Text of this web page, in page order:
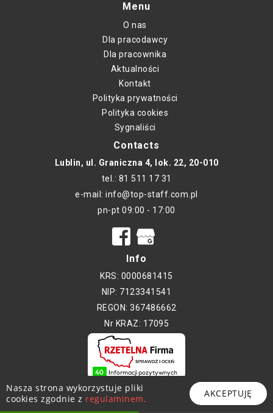
Copyright © 2017-2026 - TOP-STAFF
Kopiowanie bez zgody autora zabronione
Menu
O nas
Dla pracodawcy
Dla pracownika
Aktualności
Kontakt
Polityka prywatności
Polityka cookies
Sygnaliści
Contacts
Lublin, ul. Graniczna 4, lok. 22, 20-010
tel.: 81 511 17 31
e-mail: info@top-staff.com.pl
pn-pt 09:00 - 17:00
Info
KRS: 0000681415
NIP: 7123341541
REGON: 367486662
Nr KRAZ: 17095
Nasza strona wykorzystuje pliki
cookies zgodnie z regulaminem. AKCEPTUJĘ